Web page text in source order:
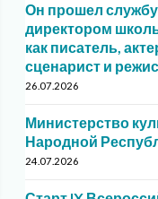
Он прошел
директором
как писатель,
сценарист и
26.07.2026
Министерство
Народной
24.07.2026